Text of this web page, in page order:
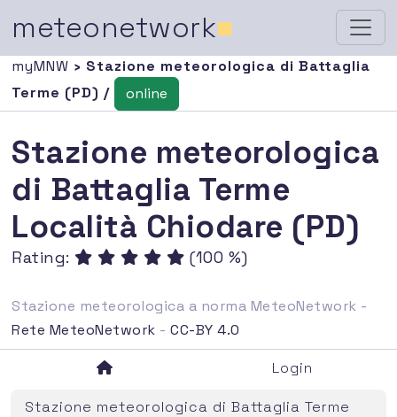
meteonetwork■
myMNW › Stazione meteorologica di Battaglia
Terme (PD) /
online
Stazione meteorologica
di Battaglia Terme
Località Chiodare (PD)
Rating: (100 %)
Stazione meteorologica a norma MeteoNetwork -
Rete MeteoNetwork -CC-BY 4.0
Login
Stazione meteorologica di Battaglia Terme